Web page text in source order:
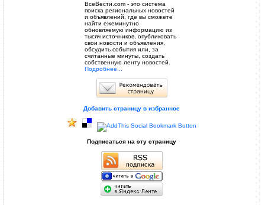
ВсеВести.com - это система
поиска региональных новостей
и объявлений, где вы сможете
найти ежеминутно
обновляемую информацию из
тысяч источников, опубликовать
свои новости и объявления,
обсудить события или, за
считанные минуты, создать
собственную ленту новостей.
Подробнее...
Добавить страницу в избранное
Подписаться на эту страницу